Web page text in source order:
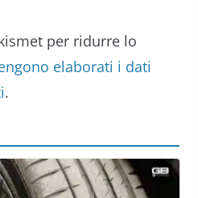
per ridurre lo
elaborati i dati
.